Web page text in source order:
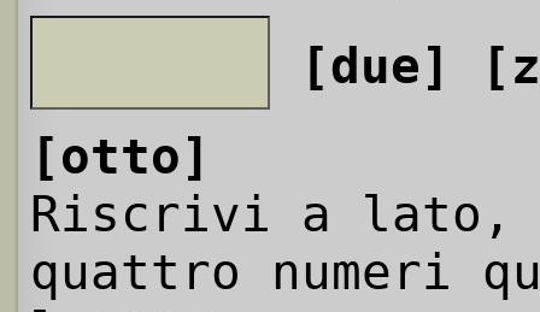
[due]
[otto]
Riscrivi a
quattro numeri